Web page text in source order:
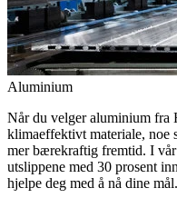
Aluminium
Når du velger aluminium fra
klimaeffektivt materiale, noe
mer bærekraftig fremtid. I
utslippene med 30 prosent
hjelpe deg med å nå dine mål.